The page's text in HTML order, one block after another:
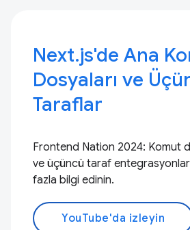
Next.js'de Ana
Dosyaları ve
Taraflar
Frontend Nation 2024: Komut
ve üçüncü taraf
fazla bilgi edinin.
YouTube'da izleyin